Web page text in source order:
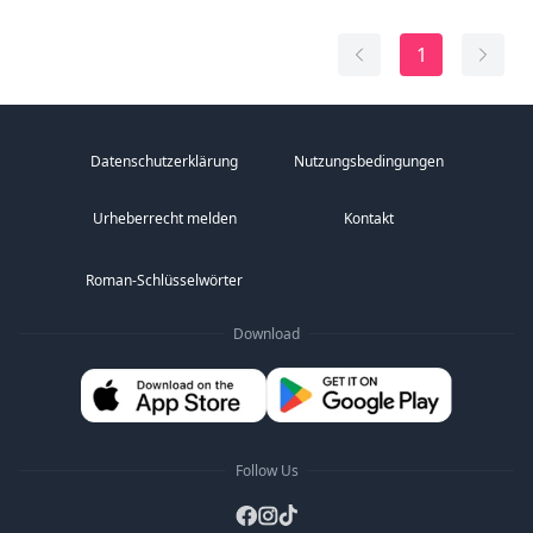
sie mit Blasen im Gesicht auf, und der Fluch kann nur
gebrochen werden, wenn sie den EINEN trifft. Aber al...
1
Datenschutzerklärung Nutzungsbedingungen
Urheberrecht melden Kontakt
Roman-Schlüsselwörter
Download
Follow Us